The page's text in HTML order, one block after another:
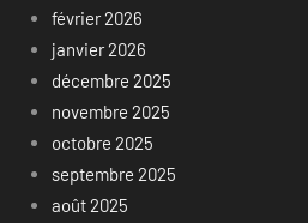
février 2026
janvier 2026
décembre 2025
novembre 2025
octobre 2025
septembre 2025
août 2025